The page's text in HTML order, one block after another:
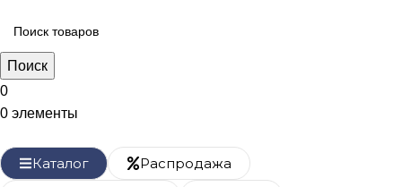
Поиск
0
0 элементы
Каталог
Распродажа